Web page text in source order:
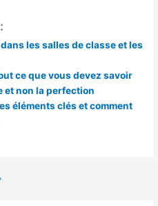
les salles de classe et les
ce que vous devez savoir
et non la perfection
éléments clés et comment